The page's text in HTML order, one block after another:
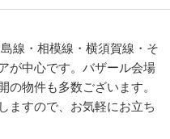
線・相模線・横須賀線・そ
が中心です。バザール会場
の物件も多数ございます。
ますので、お気軽にお立ち